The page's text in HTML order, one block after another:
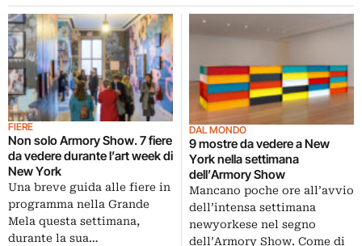
FIERE
Non solo Armory Show. 7 fiere
da vedere durante l’art week di
New York
Una breve guida alle fiere in
programma nella Grande
Mela questa settimana,
durante la sua…
DAL MONDO
9 mostre da vedere a New
York nella settimana
dell’Armory Show
Mancano poche ore all’avvio
dell’intensa settimana
newyorkese nel segno
dell’Armory Show. Come di